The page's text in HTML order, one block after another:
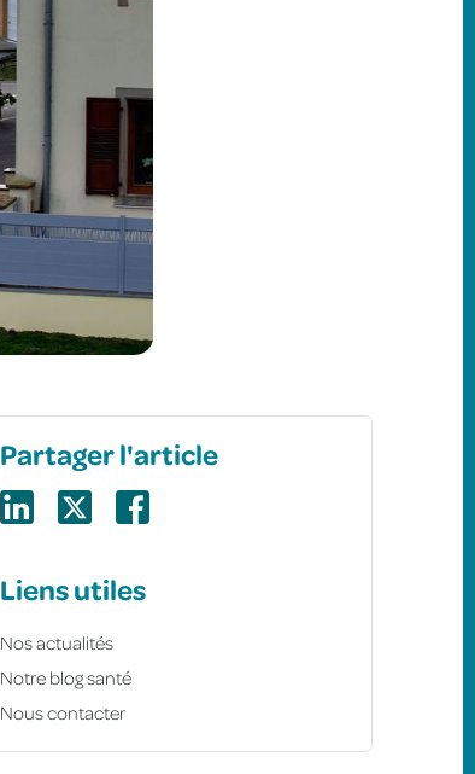
Partager l'article
Liens utiles
Nos actualités
Notre blog santé
Nous contacter